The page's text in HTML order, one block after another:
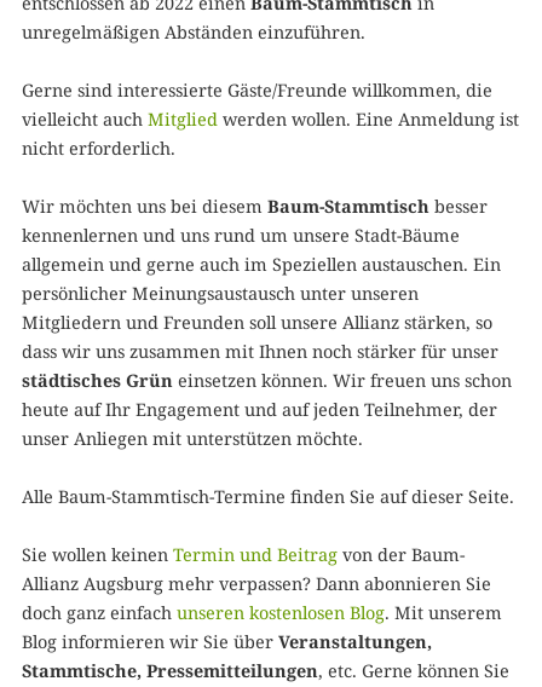
unregelmäßigen Abständen einzuführen.
Gerne sind interessierte Gäste/Freunde willkommen, die
vielleicht auch Mitgliedwerden wollen. Eine Anmeldung ist
nicht erforderlich.
Wir möchten uns bei diesem Baum-Stammtischbesser
kennenlernen und uns rund um unsere Stadt-Bäume
allgemein und gerne auch im Speziellen austauschen. Ein
persönlicher Meinungsaustausch unter unseren
Mitgliedern und Freunden soll unsere Allianz stärken, so
dass wir uns zusammen mit Ihnen noch stärker für unser
städtisches Grüneinsetzen können. Wir freuen uns schon
heute auf Ihr Engagement und auf jeden Teilnehmer, der
unser Anliegen mit unterstützen möchte.
Alle Baum-Stammtisch-Termine finden Sie auf dieser Seite.
Sie wollen keinen Termin und Beitragvon der Baum-
Allianz Augsburg mehr verpassen? Dann abonnieren Sie
doch ganz einfach unseren kostenlosen Blog. Mit unserem
Blog informieren wir Sie über Veranstaltungen,
Stammtische, Pressemitteilungen, etc. Gerne können Sie